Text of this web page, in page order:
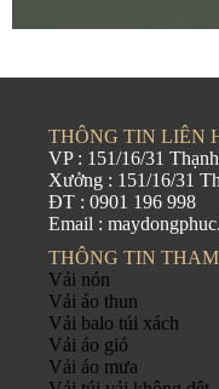
THÔNG TIN LIÊN
VP : 151/16/31
Xưởng : 151/16/31
ĐT : 0901 196 998
Email :
THÔNG TIN
Vải nón
Vải áo thun
Vải balo túi xách
Vải áo gió
Vải áo mưa